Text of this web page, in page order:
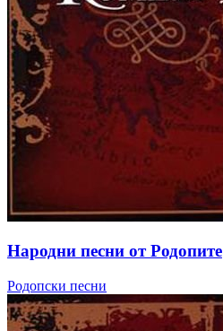
Народни песни от Родопите
Родопски песни